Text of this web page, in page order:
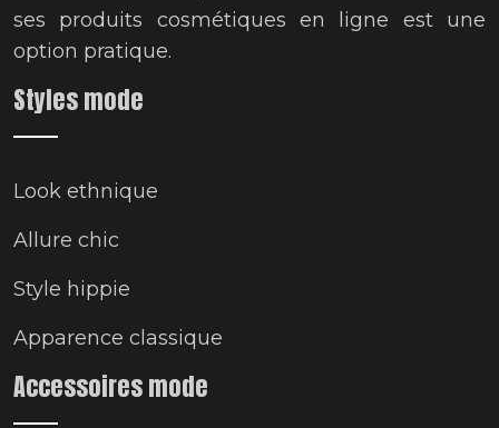
ses produits cosmétiques en ligne est une
option pratique.
Styles mode
Look ethnique
Allure chic
Style hippie
Apparence classique
Accessoires mode